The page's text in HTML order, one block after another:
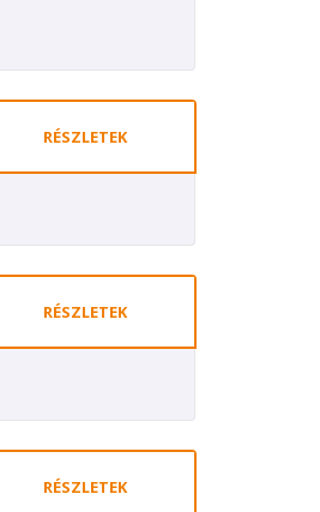
RÉSZLETEK
RÉSZLETEK
RÉSZLETEK